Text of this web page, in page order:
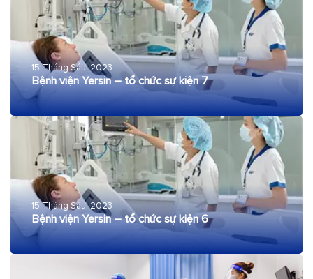
15 Tháng Sáu, 2023
Bệnh viện Yersin – tổ chức sự kiện 7
15 Tháng Sáu, 2023
Bệnh viện Yersin – tổ chức sự kiện 6